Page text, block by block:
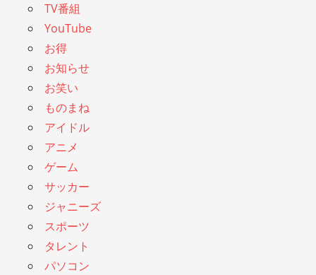
TV番組
YouTube
お得
お知らせ
お笑い
ものまね
アイドル
アニメ
ゲーム
サッカー
ジャニーズ
スポーツ
タレント
パソコン